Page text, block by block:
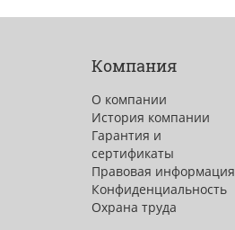
Компания
О компании
История компании
Гарантия и
сертификаты
Правовая информация
Конфиденциальность
Охрана труда